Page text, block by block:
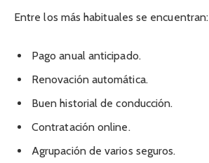
Entre los más habituales se encuentran:
Pago anual anticipado.
Renovación automática.
Buen historial de conducción.
Contratación online.
Agrupación de varios seguros.